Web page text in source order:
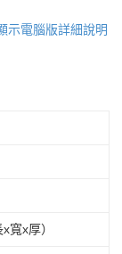
示電腦版詳細說明
寬x厚）